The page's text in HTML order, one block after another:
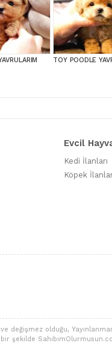
TOY POODLE
Evcil
Kedi İlanları
Köpek
olduğu,
şekilde